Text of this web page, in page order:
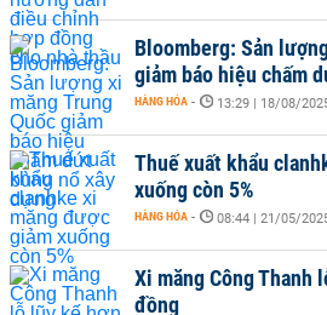
Bloomberg: Sản
giảm báo hiệu chấm
HÀNG HÓA - 13:29 | 18/08/
Thuế xuất khẩu
xuống còn 5%
HÀNG HÓA - 08:44 | 21/05/
Xi măng Công Thanh
đồng